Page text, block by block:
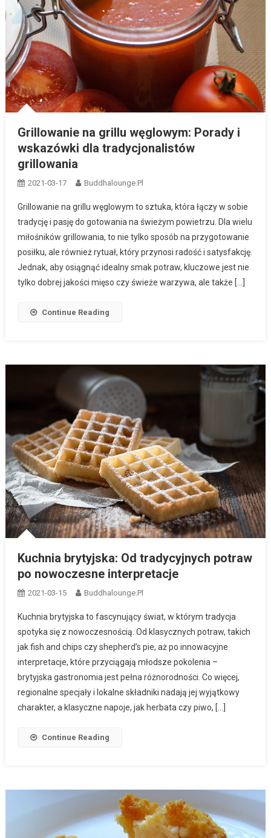
Grillowanie na grillu węglowym: Porady i
wskazówki dla tradycjonalistów
grillowania
2021-03-17 Buddhalounge.pl
Grillowanie na grillu węglowym to sztuka, która łączy w sobie
tradycję i pasję do gotowania na świeżym powietrzu. Dla wielu
miłośników grillowania, to nie tylko sposób na przygotowanie
posiłku, ale również rytuał, który przynosi radość i satysfakcję.
Jednak, aby osiągnąć idealny smak potraw, kluczowe jest nie
tylko dobrej jakości mięso czy świeże warzywa, ale także […]
Continue Reading
Kuchnia brytyjska: Od tradycyjnych potraw
po nowoczesne interpretacje
2021-03-15 Buddhalounge.pl
Kuchnia brytyjska to fascynujący świat, w którym tradycja
spotyka się z nowoczesnością. Od klasycznych potraw, takich
jak fish and chips czy shepherd’s pie, aż po innowacyjne
interpretacje, które przyciągają młodsze pokolenia –
brytyjska gastronomia jest pełna różnorodności. Co więcej,
regionalne specjały i lokalne składniki nadają jej wyjątkowy
charakter, a klasyczne napoje, jak herbata czy piwo, […]
Continue Reading